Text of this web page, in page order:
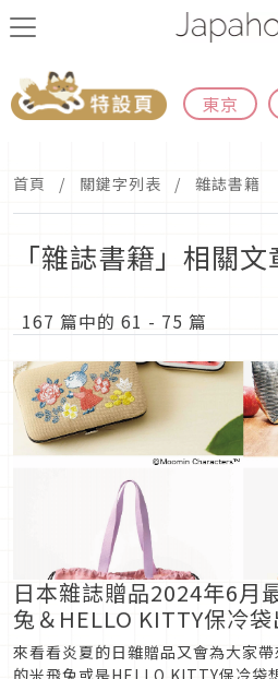
東京
首頁 關鍵字列表 雜誌書籍
「雜誌書籍」相關
167 篇中的 61 - 75 篇
日本雜誌贈品2024年6月
兔＆HELLO KITTY保冷袋
來看看炎夏的日雜贈品又會為大家
的米飛兔或是HELLO KITTY保冷袋